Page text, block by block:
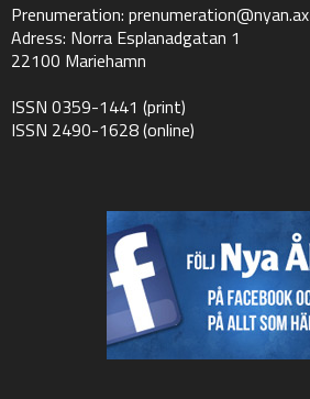
Prenumeration: prenumeration@nyan.ax
Adress: Norra Esplanadgatan 1
22100 Mariehamn
ISSN 0359-1441 (print)
ISSN 2490-1628 (online)